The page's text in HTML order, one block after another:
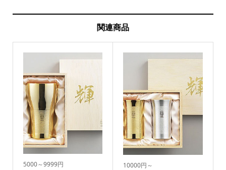
関連商品
5000～9999円 10000円～